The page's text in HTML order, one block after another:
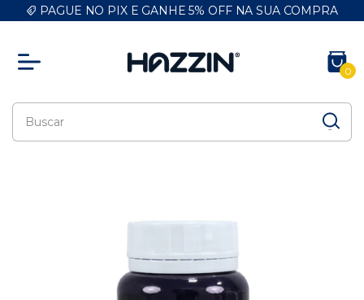
PAGUE NO PIX E GANHE 5% OFF NA SUA COMPRA
0